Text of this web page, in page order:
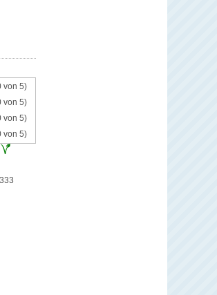
von 5)
von 5)
von 5)
von 5)